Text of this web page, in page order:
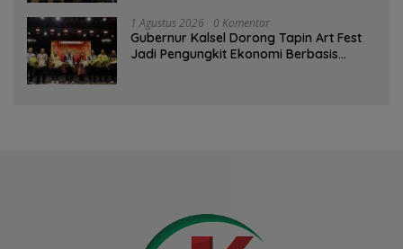
1 Agustus 2026 0 Komentar
Gubernur Kalsel Dorong Tapin Art Fest
Jadi Pengungkit Ekonomi Berbasis